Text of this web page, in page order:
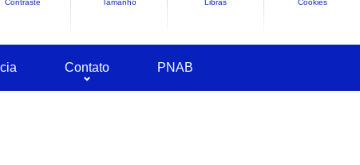
Contraste Tamanho Libras Cookies
Contato PNAB